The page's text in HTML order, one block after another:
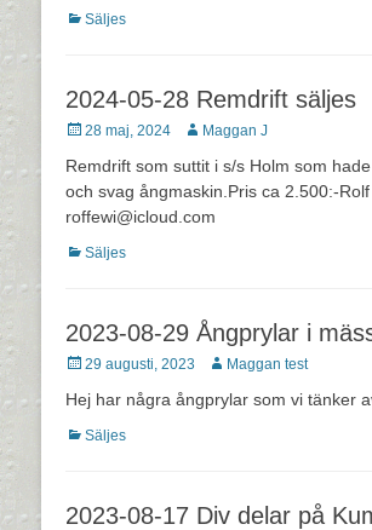
Kategorier
Säljes
2024-05-28 Remdrift säljes
Postades
28 maj, 2024 Författare
Maggan J
Remdrift som suttit i s/s Holm som
och svag ångmaskin.Pris ca 2.500:-
roffewi@icloud.com
Kategorier
Säljes
2023-08-29 Ångprylar i
Postades
29 augusti, 2023 Författare
Maggan test
Hej har några ångprylar som vi tänker
Kategorier
Säljes
2023-08-17 Div delar på